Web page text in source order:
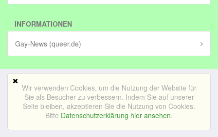
Wir verwenden Cookies, um die Nutzung der Website für
Sie als Besucher zu verbessern. Indem Sie auf unserer
Seite bleiben, akzeptieren Sie die Nutzung von Cookies.
Bitte Datenschutzerklärung hier ansehen.
INFORMATIONEN
Gay-News (queer.de)
Mobile Version
© Bedrijf voor lekker internetten BV (in stichting)|Impressum